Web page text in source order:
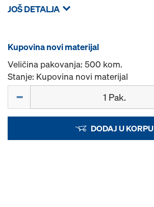
JOŠ DETALJA
Kupovina novi materijal
Veličina pakovanja: 500 kom.
Stanje: Kupovina novi materijal
DODAJ U KORPU